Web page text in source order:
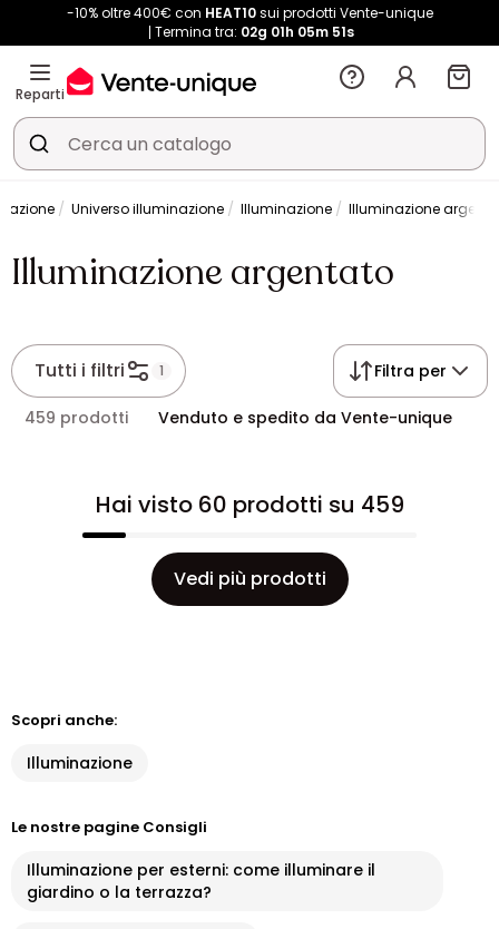
-10% oltre 400€ con HEAT10sui prodotti Vente-unique
Termina tra: 02g 01h 05m 51s
Reparti
Universo illuminazione Illuminazione Illuminazione
Illuminazione argentato
Tutti i filtri 1 Filtra per
459 prodotti Venduto e spedito da Vente-unique
Hai visto 60 prodotti su 459
Vedi più prodotti
Scopri anche:
Illuminazione
Le nostre pagine Consigli
Illuminazione per esterni: come illuminare il
giardino o la terrazza?